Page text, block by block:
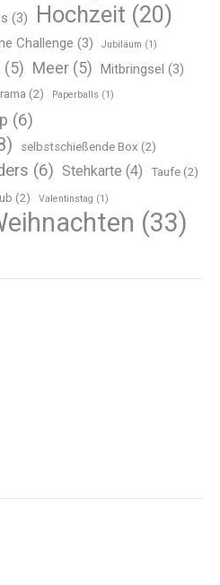
(3) Hochzeit (20)
Challenge (3) Jubiläum (1)
(5) Meer (5) Mitbringsel (3)
(2) Paperballs (1)
(6)
selbstschießende Box (2)
(6) Stehkarte (4) Taufe (2)
(2) Valentinstag (1)
(33)